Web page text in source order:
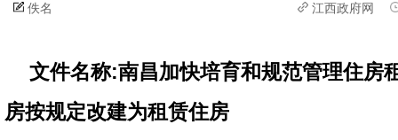
佚名 江西政府网
文件名称:南昌加快培育和规范管理住房
房按规定改建为租赁住房